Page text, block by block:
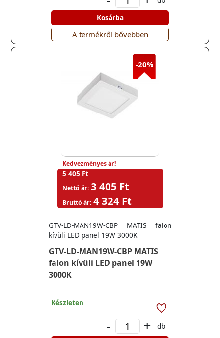
Kosárba
A termékről bővebben
-20%
GTV-LD-MAN19W-CBP MATIS
falon kívüli LED panel 19W
3000K
GTV-LD-MAN19W-CBP MATIS falon
kívüli LED panel 19W 3000K
Kedvezményes ár!
5 405 Ft
Nettó ár: 3 405 Ft
Bruttó ár: 4 324 Ft
Készleten
- +
db